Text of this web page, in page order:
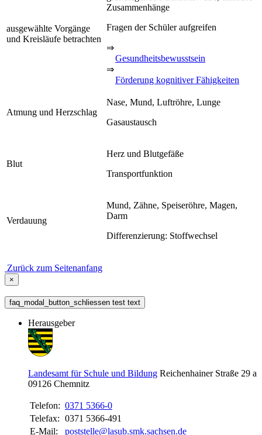
ausgewählte Vorgänge
und Kreisläufe betrachten
Zusammenhänge
Fragen der Schüler aufgreifen
⇒
Gesundheitsbewusstsein
⇒
Förderung kognitiver Fähigkeiten
Atmung und Herzschlag
Nase, Mund, Luftröhre, Lunge
Gasaustausch
Blut
Herz und Blutgefäße
Transportfunktion
Verdauung
Mund, Zähne, Speiseröhre, Magen,
Darm
Differenzierung: Stoffwechsel
Zurück zum Seitenanfang
×
faq_modal_button_schliessen test text
Herausgeber
Landesamt für Schule und Bildung Reichenhainer Straße 29 a
09126 Chemnitz
Telefon: 0371 5366-0
Telefax: 0371 5366-491
E-Mail:
poststelle@lasub.smk.sachsen.de